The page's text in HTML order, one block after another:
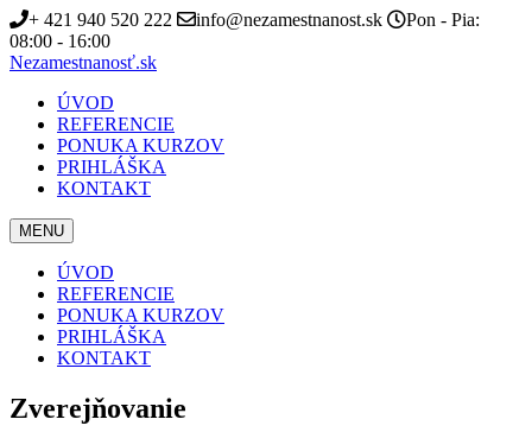
+ 421 940 520 222 info@nezamestnanost.sk
Pon - Pia:
08:00 - 16:00
Nezamestnanosť.sk
ÚVOD
REFERENCIE
PONUKA KURZOV
PRIHLÁŠKA
KONTAKT
MENU
ÚVOD
REFERENCIE
PONUKA KURZOV
PRIHLÁŠKA
KONTAKT
Zverejňovanie